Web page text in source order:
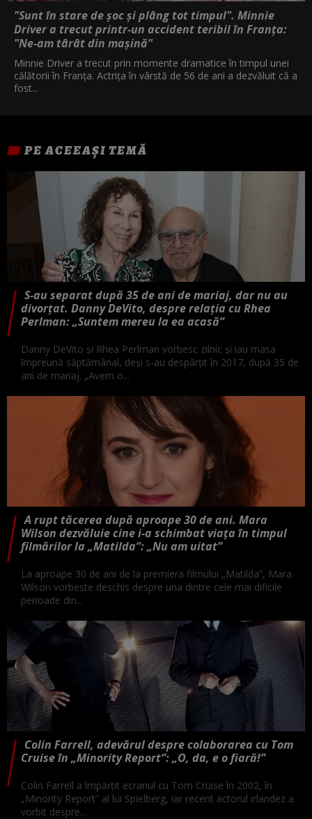
"Sunt în stare de șoc și plâng tot timpul". Minnie
Driver a trecut printr-un accident teribil în Franța:
"Ne-am târât din mașină"
Minnie Driver a trecut prin momente dramatice în timpul unei
călătorii în Franța. Actrița în vârstă de 56 de ani a dezvăluit că a
fost...
PE ACEEAȘI TEMĂ
S-au separat după 35 de ani de mariaj, dar nu au
divorțat. Danny DeVito, despre relația cu Rhea
Perlman: „Suntem mereu la ea acasă”
Danny DeVito și Rhea Perlman vorbesc zilnic și iau masa
împreună săptămânal, deși s-au despărțit în 2017, după 35 de
ani de mariaj. „Avem o...
A rupt tăcerea după aproape 30 de ani. Mara
Wilson dezvăluie cine i-a schimbat viața în timpul
filmărilor la „Matilda”: „Nu am uitat”
La aproape 30 de ani de la premiera filmului „Matilda”, Mara
Wilson vorbește deschis despre una dintre cele mai dificile
perioade din...
Colin Farrell, adevărul despre colaborarea cu Tom
Cruise în „Minority Report”: „O, da, e o fiară!”
Colin Farrell a împărțit ecranul cu Tom Cruise în 2002, în
„Minority Report” al lui Spielberg, iar recent actorul irlandez a
vorbit despre...